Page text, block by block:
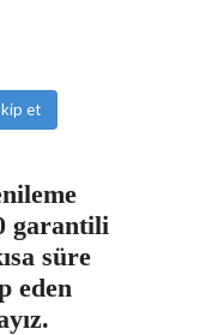
et
garantili
süre
eden